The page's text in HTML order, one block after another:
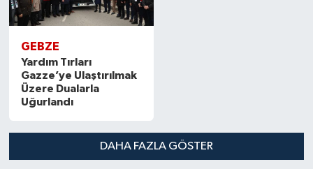
GEBZE
Yardım Tırları
Gazze’ye Ulaştırılmak
Üzere Dualarla
Uğurlandı
DAHA FAZLA GÖSTER